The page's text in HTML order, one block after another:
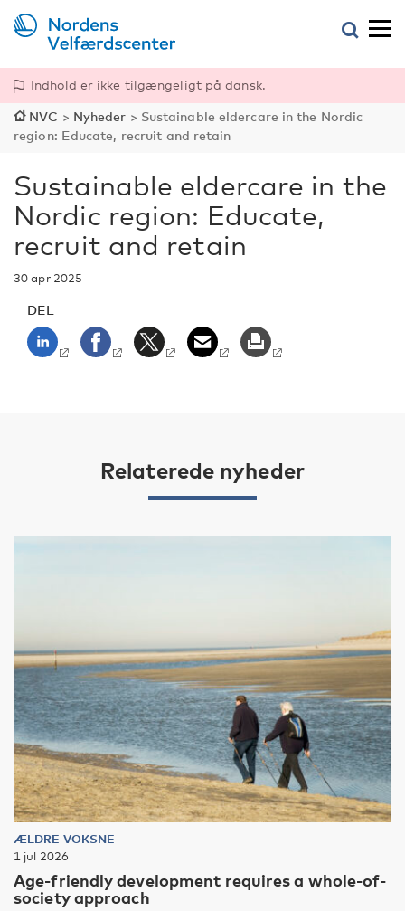
Indhold er ikke tilgængeligt på dansk.
NVC > Nyheder > Sustainable eldercare in the Nordic
region: Educate, recruit and retain
Sustainable eldercare in the
Nordic region: Educate,
recruit and retain
30 apr 2025
DEL
Relaterede nyheder
ÆLDRE VOKSNE
1 jul 2026
Age-friendly development requires a whole-of-
society approach